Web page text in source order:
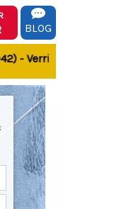
BLOG
sous-